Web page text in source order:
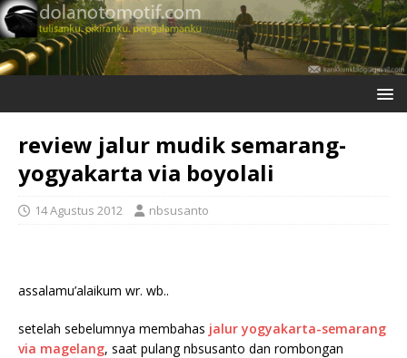
review jalur mudik semarang-
yogyakarta via boyolali
14 Agustus 2012 nbsusanto
assalamu’alaikum wr. wb..
setelah sebelumnya membahas jalur yogyakarta-semarang
via magelang, saat pulang nbsusanto dan rombongan